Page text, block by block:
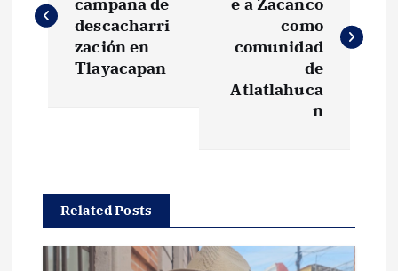
v
c
descacharri
zación en
Tlayacapan
como
comunidad
de
Atlatlahuca
n
Related Posts